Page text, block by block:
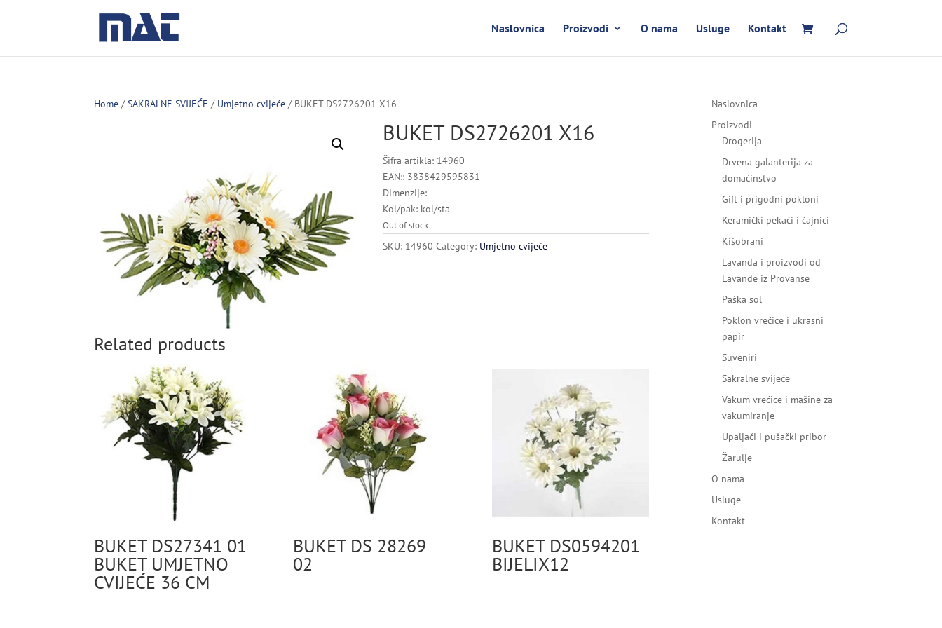
Naslovnica Proizvodi O nama Usluge Kontakt
Home /SAKRALNE SVIJEĆE / Umjetno cvijeće / BUKET DS2726201 X16
BUKET DS2726201 X16
Šifra artikla: 14960
EAN:: 3838429595831
Dimenzije:
Kol/pak: kol/sta
Out of stock
SKU: 14960 Category: Umjetno cvijeće
Related products
BUKET DS27341 01
BUKET UMJETNO
CVIJEĆE 36 CM
BUKET DS 28269
02
BUKET DS0594201
BIJELIX12
Naslovnica
Proizvodi
Drogerija
Drvena galanterija za
domaćinstvo
Gift i prigodni pokloni
Keramički pekači i čajnici
Kišobrani
Lavanda i proizvodi od
Lavande iz Provanse
Paška sol
Poklon vrećice i ukrasni
papir
Suveniri
Sakralne svijeće
Vakum vrećice i mašine za
vakumiranje
Upaljači i pušački pribor
Žarulje
O nama
Usluge
Kontakt